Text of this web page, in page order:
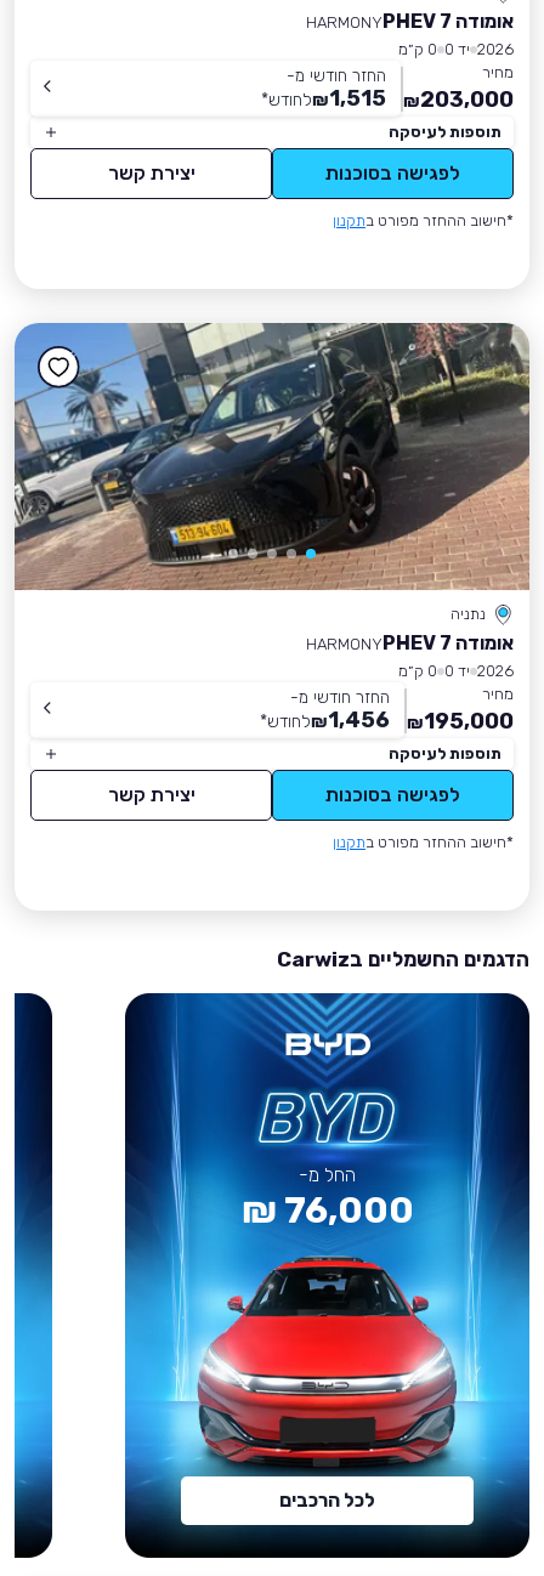
אומודה 7 PHEV
HARMONY
2026 יד 0
0 ק״מ
מחיר
203,000
₪
החזר חודשי מ-
1,515
₪לחודש*
תוספות לעיסקה
לפגישה בסוכנות יצירת קשר
*חישוב ההחזר מפורט בתקנון
נתניה
אומודה 7 PHEV
HARMONY
2026 יד 0
0 ק״מ
מחיר
195,000
₪
החזר חודשי מ-
1,456
₪לחודש*
תוספות לעיסקה
לפגישה בסוכנות יצירת קשר
*חישוב ההחזר מפורט בתקנון
הדגמים החשמליים בCarwiz
החל מ-
76,000 ₪
לכל הרכבים